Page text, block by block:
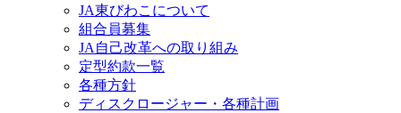
JA東びわこについて
組合員募集
JA自己改革への取り組み
定型約款一覧
各種方針
ディスクロージャー・各種計画